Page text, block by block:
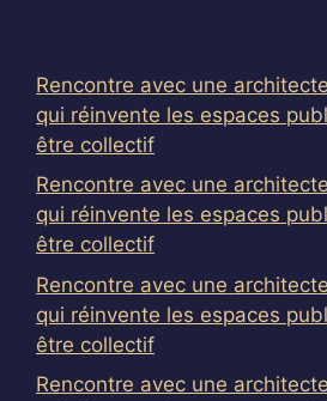
Rencontre avec une
qui réinvente les espaces
être collectif
Rencontre avec une
qui réinvente les espaces
être collectif
Rencontre avec une
qui réinvente les espaces
être collectif
Rencontre avec une